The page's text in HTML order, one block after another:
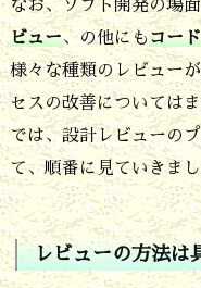
者
と
チ
ェ
ッ
リ
ス
なお、ソフト開発の場
ビュー、の他にもコー
様々な種類のレビュー
セスの改善については
では、設計レビューの
て、順番に見ていきま
レビューの方法は